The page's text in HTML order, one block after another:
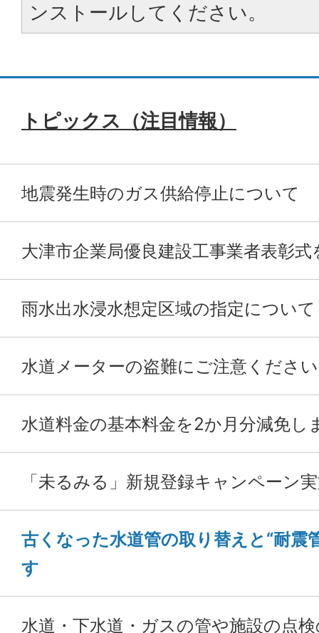
ンストールしてください。
トピックス（注目情報）
地震発生時のガス供給停止について
大津市企業局優良建設工事業者表彰
雨水出水浸水想定区域の指定について
水道メーターの盗難にご注意くださ
水道料金の基本料金を2か月分減免し
「未るみる」新規登録キャンペーン
古くなった水道管の取り替えと“耐震
す
水道・下水道・ガスの管や施設の点